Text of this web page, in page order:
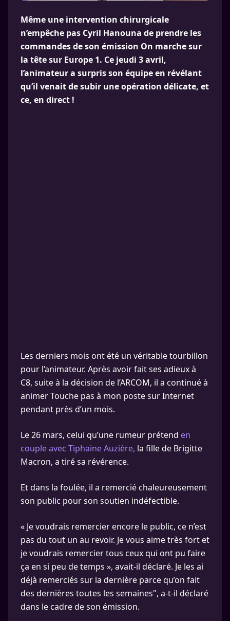
Même une intervention chirurgicale
n’empêche pas Cyril Hanouna de prendre les
commandes de son émission On marche sur
la tête sur Europe 1. Ce jeudi 3 avril,
l’animateur a surpris son équipe en révélant
qu’il venait de subir une opération délicate, et
ce, en direct !
Les derniers mois ont été un véritable tourbillon
pour l’animateur. Après avoir fait ses adieux à
C8, suite à la décision de l’ARCOM, il a continué à
animer Touche pas à mon poste sur Internet
pendant près d’un mois.
Le 26 mars, celui qu’une rumeur prétend en
couple avec Tiphaine Auzière, la fille de Brigitte
Macron, a tiré sa révérence.
Et dans la foulée, il a remercié chaleureusement
son public pour son soutien indéfectible.
« Je voudrais remercier encore le public, ce n’est
pas du tout un au revoir. Je vous aime très fort et
je voudrais remercier tous ceux qui ont pu faire
ça en si peu de temps », avait-il déclaré. Je les ai
déjà remerciés sur la dernière parce qu’on fait
des dernières toutes les semaines", a-t-il déclaré
dans le cadre de son émission.